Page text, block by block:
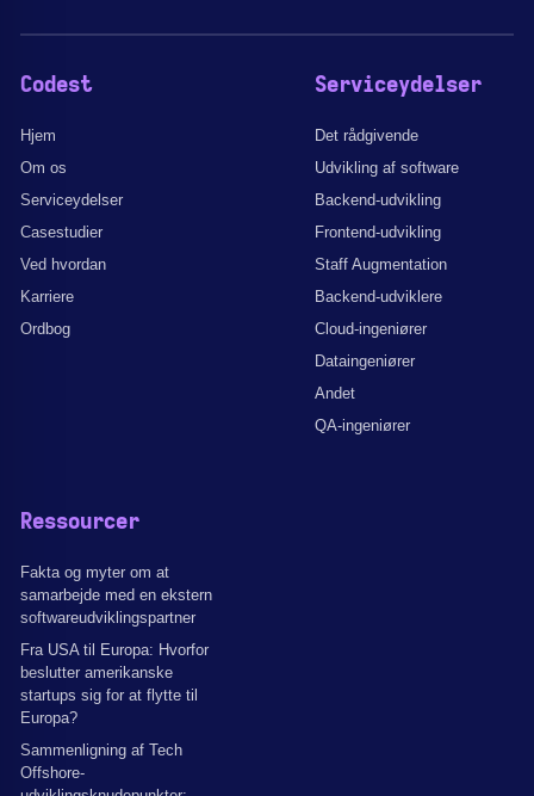
Codest
Hjem
Om os
Serviceydelser
Casestudier
Ved hvordan
Karriere
Ordbog
Serviceydelser
Det rådgivende
Udvikling af software
Backend-udvikling
Frontend-udvikling
Staff Augmentation
Backend-udviklere
Cloud-ingeniører
Dataingeniører
Andet
QA-ingeniører
Ressourcer
Fakta og myter om at
samarbejde med en ekstern
softwareudviklingspartner
Fra USA til Europa: Hvorfor
beslutter amerikanske
startups sig for at flytte til
Europa?
Sammenligning af Tech
Offshore-